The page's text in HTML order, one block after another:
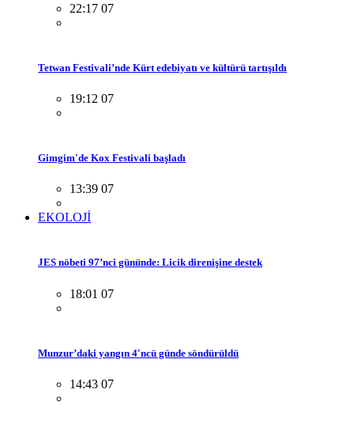
22:17 07
Tetwan Festivali’nde Kürt edebiyatı ve kültürü tartışıldı
19:12 07
Gimgim'de Kox Festivali başladı
13:39 07
EKOLOJİ
JES nöbeti 97’nci gününde: Licik direnişine destek
18:01 07
Munzur’daki yangın 4'ncü günde söndürüldü
14:43 07